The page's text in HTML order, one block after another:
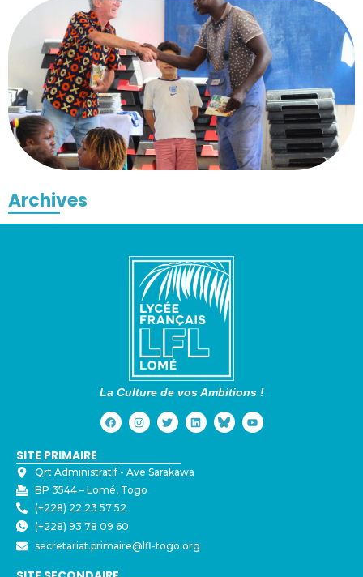
Archives
La Culture de vos Ambitions !
SITE PRIMAIRE
Qrt Administratif - ⁠Ave Sarakawa
BP 3544 – Lomé, Togo
(+228) 22 23 57 52
(+228) 93 78 09 60
secretariat.primaire@lfl-togo.org